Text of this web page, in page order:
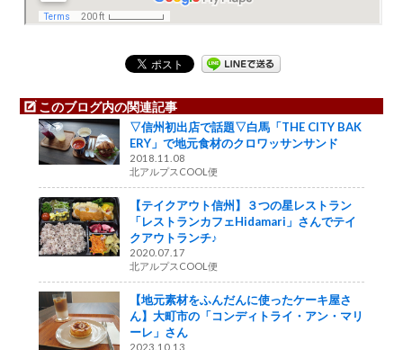
このブログ内の関連記事
▽信州初出店で話題▽白馬「THE CITY BAK
ERY」で地元食材のクロワッサンサンド
2018.11.08
北アルプスCOOL便
【テイクアウト信州】３つの星レストラン
「レストランカフェHidamari」さんでテイ
クアウトランチ♪
2020.07.17
北アルプスCOOL便
【地元素材をふんだんに使ったケーキ屋さ
ん】大町市の「コンディトライ・アン・マリ
ーレ」さん
2023.10.13